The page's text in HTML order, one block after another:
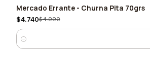
-5%
Mercado Errante - Churna Pita 70grs
$4.740$4.990
Cantidad